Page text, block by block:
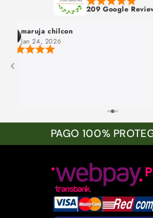
209 Google
maruja chilcon
Jan 24, 2026
PAGO 100%